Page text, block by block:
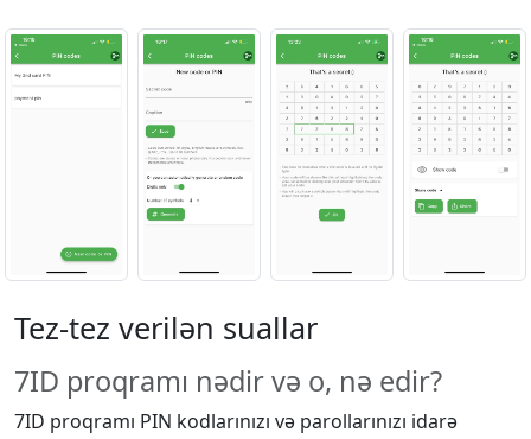
Tez-tez verilən suallar
7ID proqramı nədir və o, nə edir?
7ID proqramı PIN kodlarınızı və parollarınızı idarə